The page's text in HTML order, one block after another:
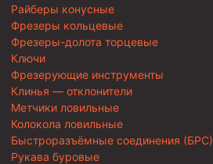
Райберы конусные
Фрезеры кольцевые
Фрезеры-долота торцевые
Ключи
Фрезерующие инструменты
Клинья — отклонители
Метчики ловильные
Колокола ловильные
Быстроразъёмные соединения (БРС)
Рукава буровые